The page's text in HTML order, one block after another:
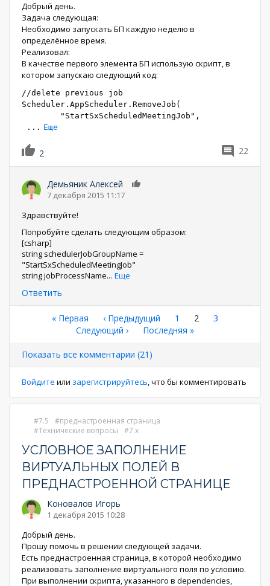
Добрый день.
Задача следующая:
Необходимо запускать БП каждую неделю в
определённое время.
Реализовал:
В качестве первого элемента БП использую скрипт, в
котором запускаю следующий код:
//delete previous job
Scheduler.AppScheduler.RemoveJob(
"StartSxScheduledMeetingJob",
... Еще
2 22
Демьяник Алексей
7 декабря 2015 11:17
Здравствуйте!
Попробуйте сделать следующим образом:
[csharp]
string schedulerJobGroupName =
"StartSxScheduledMeetingJob"
string jobProcessName... Еще
Ответить
Нумерация
страниц
Первая
страница
« Первая ←
‹ Предыдущий Страница
1
Текущая
2 Страница
3
Следующая
Следующий ›
Последняя
Последняя »
Показать все комментарии (21)
Войдите или зарегистрируйтесь, что бы комментировать
7.5
преднастроенная страница
Технические вопросы
7.x
УСЛОВНОЕ ЗАПОЛНЕНИЕ
ВИРТУАЛЬНЫХ ПОЛЕЙ В
ПРЕДНАСТРОЕННОЙ СТРАНИЦЕ
Коновалов Игорь
1 декабря 2015 10:28
Добрый день.
Прошу помочь в решении следующей задачи.
Есть преднастроенная страница, в которой необходимо
реализовать заполнение виртуального поля по условию.
При выполнении скрипта, указанного в dependencies,